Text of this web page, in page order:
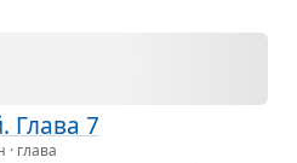
Глава 7
глава